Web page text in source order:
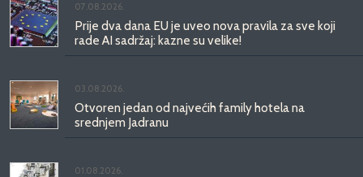
07.08.2026.
Prije dva dana EU je uveo nova pravila za sve koji
rade AI sadržaj: kazne su velike!
03.08.2026.
Otvoren jedan od najvećih family hotela na
srednjem Jadranu
01.08.2026.